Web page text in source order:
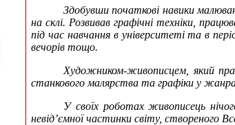
Здобувши початкові навики
на склі. Розвивав графічні техніки,
під час навчання в університеті та в
вечорів тощо.
Художником-живописцем, який
станкового малярства та графіки у
У своїх роботах живописець
невід’ємної частинки світу, створеного